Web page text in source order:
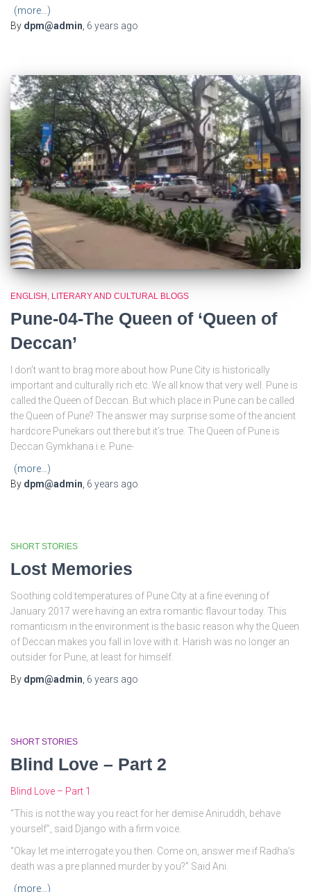
(more…)
By dpm@admin, 6 years ago
ENGLISH LITERARY AND CULTURAL BLOGS
Pune-04-The Queen of ‘Queen of
Deccan’
I don’t want to brag more about how Pune City is historically
important and culturally rich etc. We all know that very well. Pune is
called the Queen of Deccan. But which place in Pune can be called
the Queen of Pune? The answer may surprise some of the ancient
hardcore Punekars out there but it’s true. The Queen of Pune is
Deccan Gymkhana i.e. Pune-
(more…)
By dpm@admin 6 years ago
SHORT STORIES
Lost Memories
Soothing cold temperatures of Pune City at a fine evening of
January 2017 were having an extra romantic flavour today. This
romanticism in the environment is the basic reason why the Queen
of Deccan makes you fall in love with it. Harish was no longer an
outsider for Pune, at least for himself.
By dpm@admin 6 years ago
SHORT STORIES
Blind Love – Part 2
Blind Love – Part 1
“This is not the way you react for her demise Aniruddh, behave
yourself”, said Django with a firm voice.
“Okay let me interrogate you then. Come on, answer me if Radha’s
death was a pre planned murder by you?” Said Ani.
(more…)